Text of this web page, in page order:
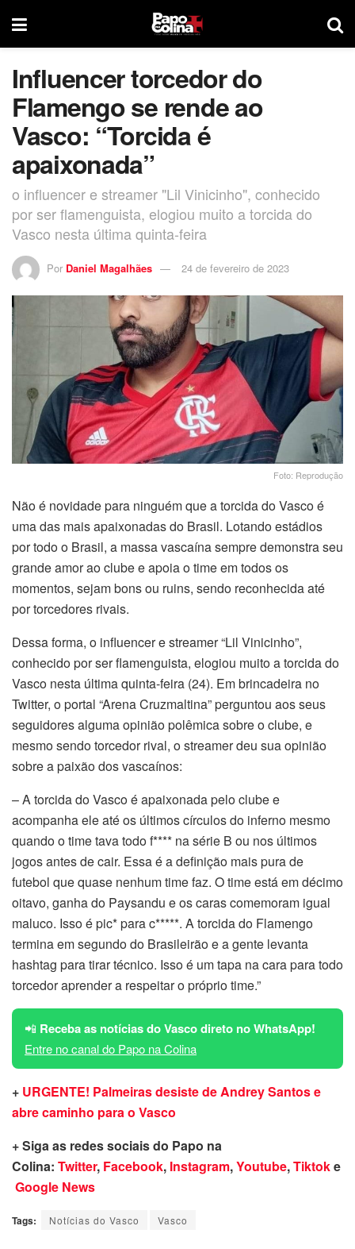
Influencer torcedor do
Flamengo se rende ao
Vasco: “Torcida é
apaixonada”
o influencer e streamer "Lil Vinicinho", conhecido
por ser flamenguista, elogiou muito a torcida do
Vasco nesta última quinta-feira
Por Daniel Magalhães 24 de fevereiro de 2023
Foto: Reprodução
Não é novidade para ninguém que a torcida do Vasco é
uma das mais apaixonadas do Brasil. Lotando estádios
por todo o Brasil, a massa vascaína sempre demonstra seu
grande amor ao clube e apoia o time em todos os
momentos, sejam bons ou ruins, sendo reconhecida até
por torcedores rivais.
Dessa forma, o influencer e streamer “Lil Vinicinho”,
conhecido por ser flamenguista, elogiou muito a torcida do
Vasco nesta última quinta-feira (24). Em brincadeira no
Twitter, o portal “Arena Cruzmaltina” perguntou aos seus
seguidores alguma opinião polêmica sobre o clube, e
mesmo sendo torcedor rival, o streamer deu sua opinião
sobre a paixão dos vascaínos:
– A torcida do Vasco é apaixonada pelo clube e
acompanha ele até os últimos círculos do inferno mesmo
quando o time tava todo f**** na série B ou nos últimos
jogos antes de cair. Essa é a definição mais pura de
futebol que quase nenhum time faz. O time está em décimo
oitavo, ganha do Paysandu e os caras comemoram igual
maluco. Isso é pic* para c*****. A torcida do Flamengo
termina em segundo do Brasileirão e a gente levanta
hashtag para tirar técnico. Isso é um tapa na cara para todo
torcedor aprender a respeitar o próprio time.”
📲 Receba as notícias do Vasco direto no WhatsApp!
Entre no canal do Papo na Colina
+ URGENTE! Palmeiras desiste de Andrey Santos e
abre caminho para o Vasco
+ Siga as redes sociais do Papo na
Colina: Twitter, Facebook, Instagram,Youtube,Tiktoke
Google News
Tags: Notícias do Vasco Vasco